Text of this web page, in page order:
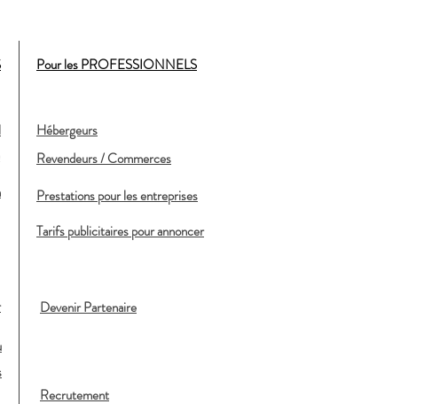
Pour les PROFESSIONNELS
Hébergeurs
Revendeurs / Commerces
Prestations pour les entreprises
Tarifs publicitaires pour annoncer
Devenir Partenaire
Recrutement